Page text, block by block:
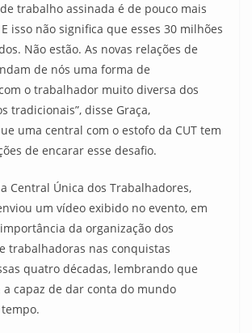
trabalho assinada é de pouco mais
isso não significa que esses 30 milhões
Não estão. As novas relações de
de nós uma forma de
o trabalhador muito diversa dos
tradicionais”, disse Graça,
uma central com o estofo da CUT tem
de encarar esse desafio.
Central Única dos Trabalhadores,
um vídeo exibido no evento, em
da organização dos
trabalhadoras nas conquistas
quatro décadas, lembrando que
a capaz de dar conta do mundo